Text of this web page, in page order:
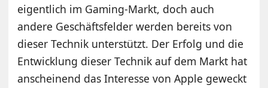
eigentlich im Gaming-Markt, doch auch
andere Geschäftsfelder werden bereits von
dieser Technik unterstützt. Der Erfolg und die
Entwicklung dieser Technik auf dem Markt hat
anscheinend das Interesse von Apple geweckt